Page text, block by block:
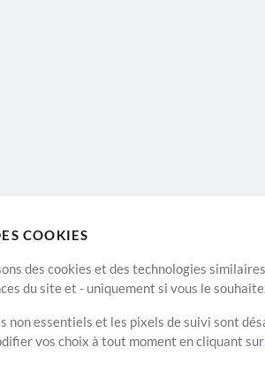
COOKIES
des cookies et des technologies
du site et - uniquement si vous le
non essentiels et les pixels de suivi sont
vos choix à tout moment en cliquant sur